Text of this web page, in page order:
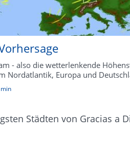
- also die wetterlenkende
Nordatlantik, Europa und
Städten von Gracias a